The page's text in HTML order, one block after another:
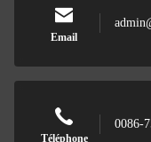
Email
Téléphone
0086-